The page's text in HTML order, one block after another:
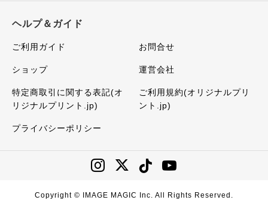
ヘルプ＆ガイド
ご利用ガイド お問合せ
ショップ 運営会社
特定商取引に関する表記(オ
リジナルプリント.jp)
ご利用規約(オリジナルプリ
ント.jp)
プライバシーポリシー
Copyright © IMAGE MAGIC Inc. All Rights Reserved.